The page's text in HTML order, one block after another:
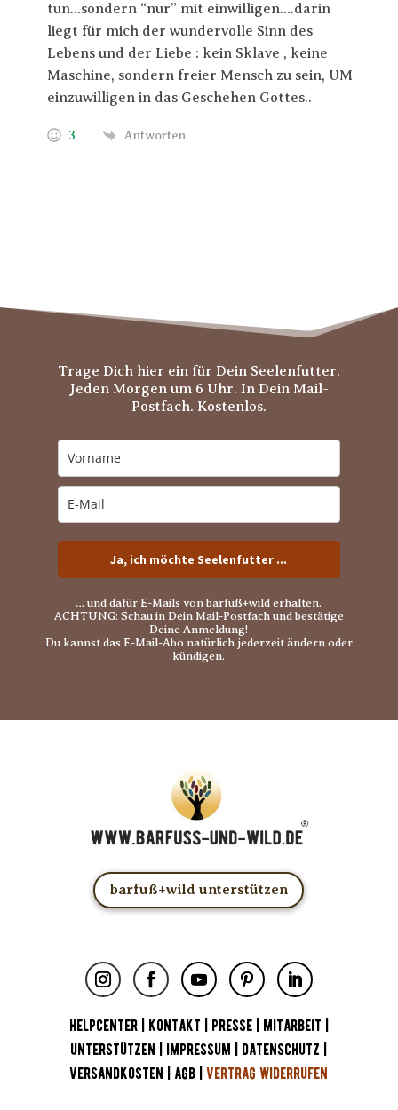
tun…sondern “nur” mit einwilligen….darin
liegt für mich der wundervolle Sinn des
Lebens und der Liebe : kein Sklave , keine
Maschine, sondern freier Mensch zu sein, UM
einzuwilligen in das Geschehen Gottes..
3 Antworten
Trage Dich hier ein für Dein Seelenfutter.
Jeden Morgen um 6 Uhr. In Dein Mail-
Postfach. Kostenlos.
Ja, ich möchte Seelenfutter ...
… und dafür E-Mails von barfuß+wild erhalten.
ACHTUNG: Schau in Dein Mail-Postfach und bestätige
Deine Anmeldung!
Du kannst das E-Mail-Abo natürlich jederzeit ändern oder
kündigen.
barfuß+wild unterstützen
HELPCENTER| KONTAKT PRESSE| MITARBEIT
UNTERSTÜTZEN
IMPRESSUM DATENSCHUTZ
VERSANDKOSTEN
AGB |VERTRAG WIDERRUFEN